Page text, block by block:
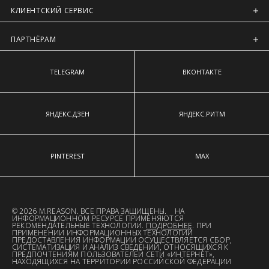
КЛИЕНТСКИЙ СЕРВИС
ПАРТНЁРАМ
TELEGRAM ВКОНТАКТЕ
ЯНДЕКС.ДЗЕН ЯНДЕКС.РИТМ
PINTEREST MAX
© 2026 M.REASON. ВСЕ ПРАВА ЗАЩИЩЕНЫ. НА
ИНФОРМАЦИОННОМ РЕСУРСЕ ПРИМЕНЯЮТСЯ
РЕКОМЕНДАТЕЛЬНЫЕ ТЕХНОЛОГИИ. ПОДРОБНЕЕ. ПРИ
ПРИМЕНЕНИИ ИНФОРМАЦИОННЫХ ТЕХНОЛОГИЙ
ПРЕДОСТАВЛЕНИЯ ИНФОРМАЦИИ ОСУЩЕСТВЛЯЕТСЯ СБОР,
СИСТЕМАТИЗАЦИЯ И АНАЛИЗ СВЕДЕНИЙ, ОТНОСЯЩИХСЯ К
ПРЕДПОЧТЕНИЯМ ПОЛЬЗОВАТЕЛЕЙ СЕТИ «ИНТЕРНЕТ»,
НАХОДЯЩИХСЯ НА ТЕРРИТОРИИ РОССИЙСКОЙ ФЕДЕРАЦИИ